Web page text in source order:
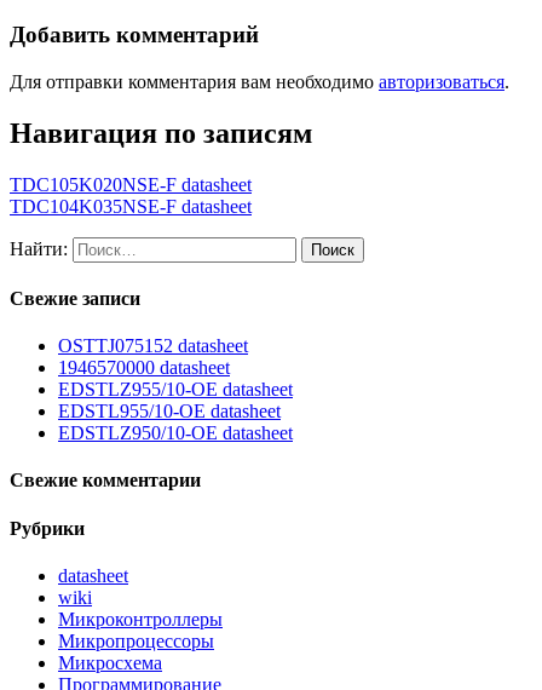
Добавить комментарий
Для отправки комментария вам необходимо авторизоваться.
Навигация по записям
TDC105K020NSE-F datasheet
TDC104K035NSE-F datasheet
Найти:
Свежие записи
OSTTJ075152 datasheet
1946570000 datasheet
EDSTLZ955/10-OE datasheet
EDSTL955/10-OE datasheet
EDSTLZ950/10-OE datasheet
Свежие комментарии
Рубрики
datasheet
wiki
Микроконтроллеры
Микропроцессоры
Микросхема
Программирование